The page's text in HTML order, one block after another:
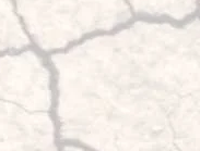
verfügbare
die